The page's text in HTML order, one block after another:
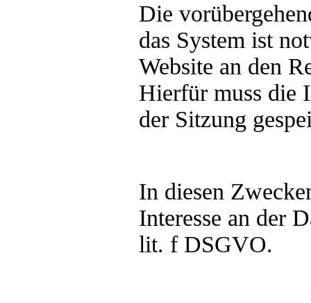
Die
das System ist
Website an den
Hierfür muss die
der Sitzung
In diesen
Interesse an der
lit. f DSGVO.